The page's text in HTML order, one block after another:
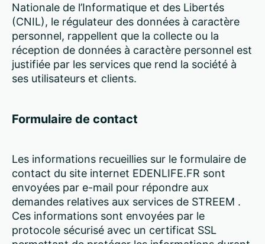
Nationale de l’Informatique et des Libertés
(CNIL), le régulateur des données à caractère
personnel, rappellent que la collecte ou la
réception de données à caractère personnel est
justifiée par les services que rend la société à
ses utilisateurs et clients.
Formulaire de contact
Les informations recueillies sur le formulaire de
contact du site internet EDENLIFE.FR sont
envoyées par e-mail pour répondre aux
demandes relatives aux services de STREEM .
Ces informations sont envoyées par le
protocole sécurisé avec un certificat SSL